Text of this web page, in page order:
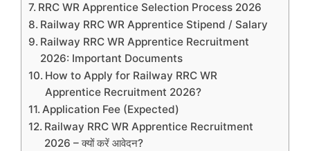
RRC WR Apprentice Selection Process 2026
Railway RRC WR Apprentice Stipend / Salary
Railway RRC WR Apprentice Recruitment
2026: Important Documents
How to Apply for Railway RRC WR
Apprentice Recruitment 2026?
Application Fee (Expected)
Railway RRC WR Apprentice Recruitment
2026 – क्यों करें आवेदन?